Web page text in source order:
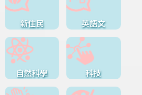
新住民 英語文
自然科學 科技